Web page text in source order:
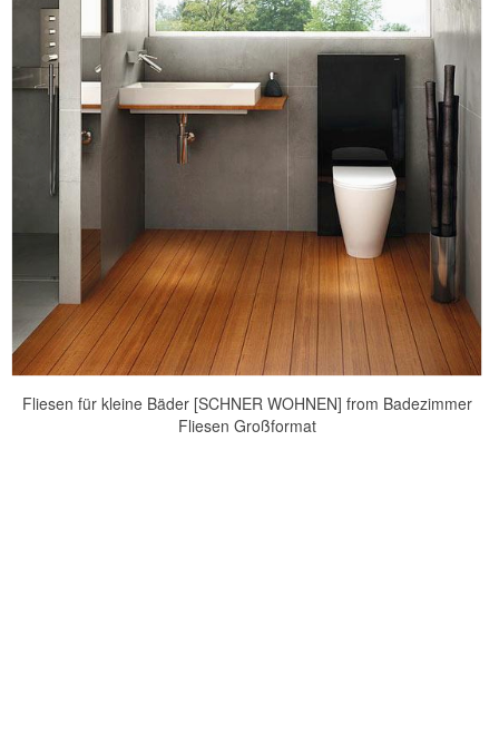
Fliesen für kleine Bäder [SCHNER WOHNEN] from Badezimmer
Fliesen Großformat